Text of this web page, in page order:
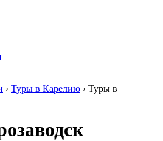
› Туры в Карелию › Туры в